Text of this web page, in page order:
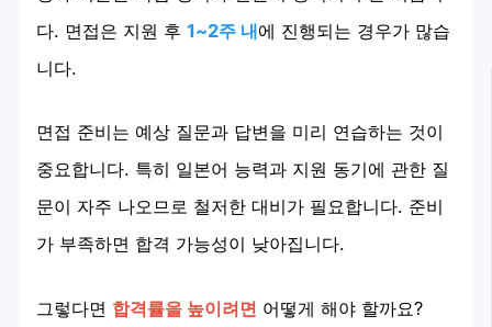
다. 면접은 지원 후1~2주 내에 진행되는 경우가 많습
니다.
면접 준비는 예상 질문과 답변을 미리 연습하는 것이
중요합니다. 특히 일본어 능력과 지원 동기에 관한 질
문이 자주 나오므로 철저한 대비가 필요합니다. 준비
가 부족하면 합격 가능성이 낮아집니다.
그렇다면 합격률을 높이려면 어떻게 해야 할까요?